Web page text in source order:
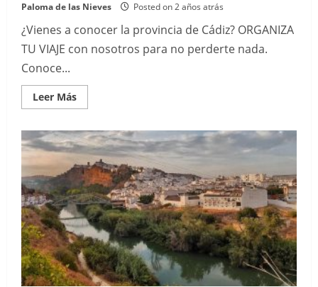
Paloma de las Nieves Posted on 2 años atrás
¿Vienes a conocer la provincia de Cádiz? ORGANIZA
TU VIAJE con nosotros para no perderte nada.
Conoce...
Leer MásRead
more
tu
viaje